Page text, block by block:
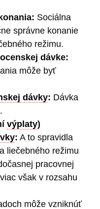
Sociálna
správne konanie
režimu.
dávke:
môže byť
dávky: Dávka
výplaty)
: A to spravidla
liečebného režimu
pracovnej
však v rozsahu
môže vzniknúť